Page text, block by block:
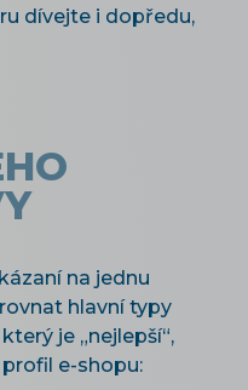
dívejte i dopředu,
na jednu
hlavní typy
je „nejlepší“,
e-shopu: